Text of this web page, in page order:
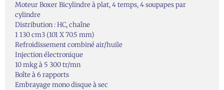
Moteur Boxer Bicylindre à plat, 4 temps, 4 soupapes par
cylindre
Distribution : HC, chaîne
1 130 cm3 (101 X 70.5 mm)
Refroidissement combiné air/huile
Injection électronique
10 mkg à 5 300 tr/mn
Boîte à 6 rapports
Embrayage mono disque à sec